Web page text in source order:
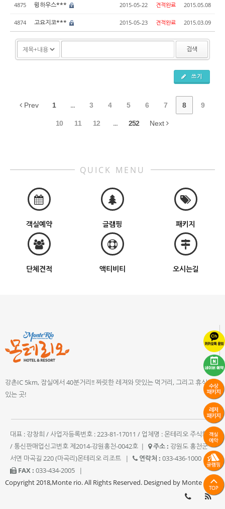
4875 윙하우스*** 2015-05-22 견적완료 2015.05.08
4874 고요지코*** 2015-05-23 견적완료 2015.03.09
검색
쓰기
Prev 1 ... 3 4 5 6 7 8 9
10 11 12 ... 252 Next
QUICK MENU
객실예약 글램핑 패키지
단체견적 액티비티 오시는길
강촌IC 5km, 잠실에서 40분거리!! 짜릿한 레져와 맛있는 먹거리, 그리고 휴식이
있는 곳!
대표 : 강창희 / 사업자등록번호 : 223-81-17011 / 업체명 : 몬테리오 주식회사
/ 통신판매업신고번호 제2014-강원홍천-0042호 | 주소 : 강원도 홍천군
서면 마곡길 220 (마곡리)몬테리오 리조트
| 연락처 : 033-436-1000
|
FAX : 033-434-2005
|
Copyright 2018,Monte rio. All Rights Reserved. Designed by Monte rio.